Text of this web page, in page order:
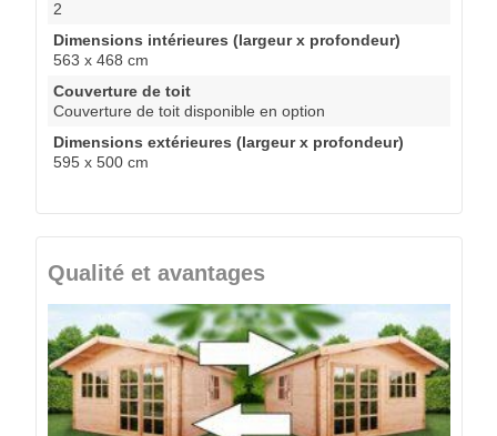
2
Dimensions intérieures (largeur x profondeur)
563 x 468 cm
Couverture de toit
Couverture de toit disponible en option
Dimensions extérieures (largeur x profondeur)
595 x 500 cm
Qualité et avantages